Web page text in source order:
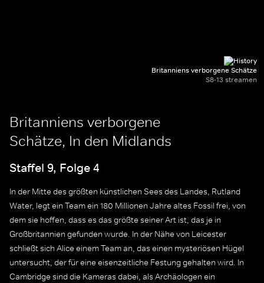
Britanniens verborgene Schätze
S8-13 streamen
Britanniens verborgene
Schätze, In den Midlands
Staffel 9, Folge 4
In der Mitte des größten künstlichen Sees des Landes, Rutland
Water, legt ein Team ein 180 Millionen Jahre altes Fossil frei, von
dem sie hoffen, dass es das größte seiner Art ist, das je in
Großbritannien gefunden wurde. In der Nähe von Leicester
schließt sich Alice einem Team an, das einen mysteriösen Hügel
untersucht, der für eine eisenzeitliche Festung gehalten wird. In
Cambridge sind die Kameras dabei, als Archäologen ein